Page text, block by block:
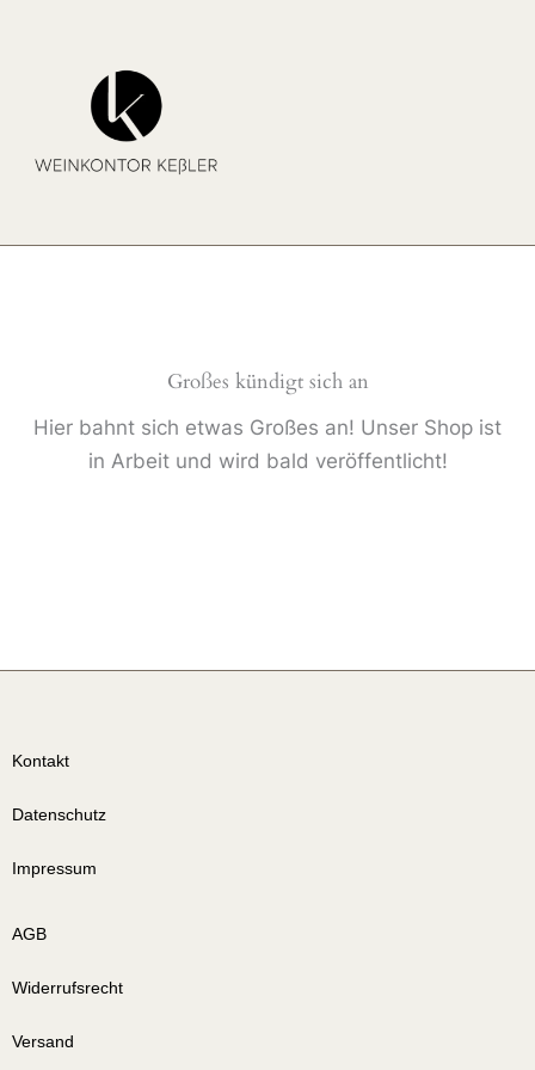
Großes kündigt sich an
Hier bahnt sich etwas Großes an! Unser Shop ist
in Arbeit und wird bald veröffentlicht!
Kontakt
Datenschutz
Impressum
AGB
Widerrufsrecht
Versand